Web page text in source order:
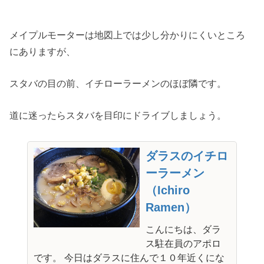
メイプルモーターは地図上では少し分かりにくいところ
にありますが、
スタバの目の前、イチローラーメンのほぼ隣です。
道に迷ったらスタバを目印にドライブしましょう。
ダラスのイチロ
ーラーメン
（Ichiro
Ramen）
こんにちは、ダラ
ス駐在員のアポロ
です。 今日はダラスに住んで１０年近くにな